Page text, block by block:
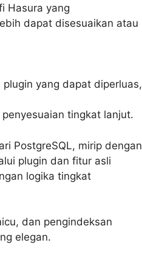
Hasura yang
dapat disesuaikan atau
yang dapat diperluas,
tingkat lanjut.
PostgreSQL, mirip dengan
plugin dan fitur asli
logika tingkat
dan pengindeksan
elegan.